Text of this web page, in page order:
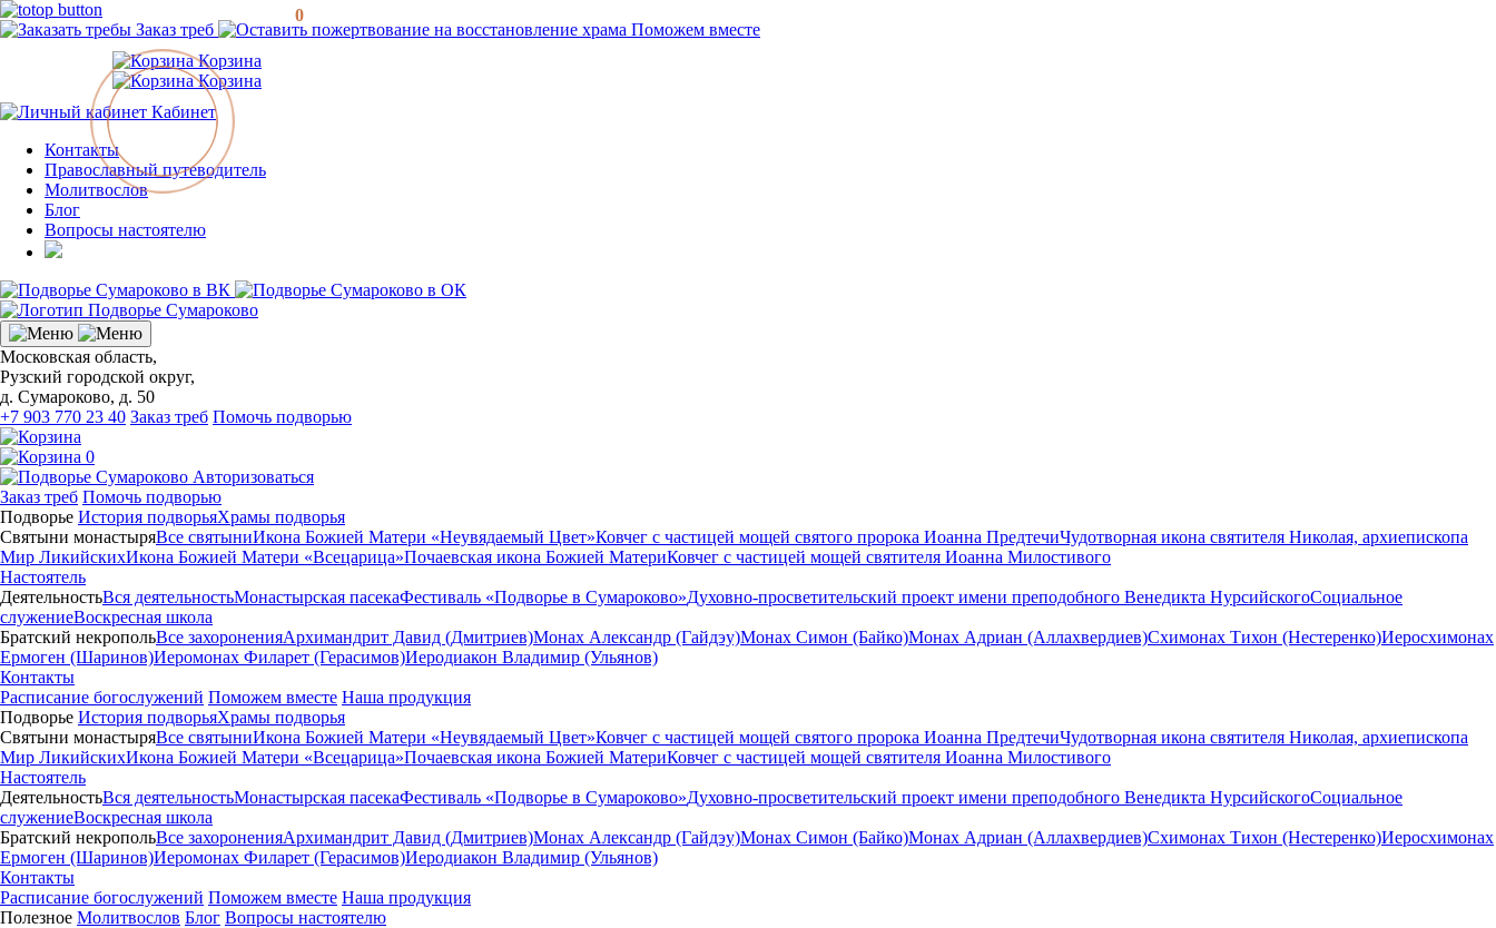
Заказ треб
Поможем вместе
Корзина
Корзина
0
Кабинет
Контакты
Православный путеводитель
Молитвослов
Блог
Вопросы настоятелю
Московская область,
Рузский городской округ,
д. Сумароково, д. 50
+7 903 770 23 40 Заказ треб Помочь подворью
0
Авторизоваться
Заказ треб Помочь подворью
Подворье История подворьяХрамы подворья
Святыни монастыряВсе святыниИкона Божией Матери «Неувядаемый Цвет»Ковчег с частицей мощей святого пророка Иоанна ПредтечиЧудотворная икона святителя Николая, архиепископа
Мир ЛикийскихИкона Божией Матери «Всецарица»Почаевская икона Божией МатериКовчег с частицей мощей святителя Иоанна Милостивого
Настоятель
ДеятельностьВся деятельностьМонастырская пасекаФестиваль «Подворье в Сумароково»Духовно-просветительский проект имени преподобного Венедикта НурсийскогоСоциальное
служениеВоскресная школа
Братский некропольВсе захороненияАрхимандрит Давид (Дмитриев)Монах Александр (Гайдэу)Монах Симон (Байко)Монах Адриан (Аллахвердиев)Схимонах Тихон (Нестеренко)Иеросхимонах
Ермоген (Шаринов)Иеромонах Филарет (Герасимов)Иеродиакон Владимир (Ульянов)
Контакты
Расписание богослужений Поможем вместе Наша продукция
Подворье История подворьяХрамы подворья
Святыни монастыряВсе святыниИкона Божией Матери «Неувядаемый Цвет»Ковчег с частицей мощей святого пророка Иоанна ПредтечиЧудотворная икона святителя Николая, архиепископа
Мир ЛикийскихИкона Божией Матери «Всецарица»Почаевская икона Божией МатериКовчег с частицей мощей святителя Иоанна Милостивого
Настоятель
ДеятельностьВся деятельностьМонастырская пасекаФестиваль «Подворье в Сумароково»Духовно-просветительский проект имени преподобного Венедикта НурсийскогоСоциальное
служениеВоскресная школа
Братский некропольВсе захороненияАрхимандрит Давид (Дмитриев)Монах Александр (Гайдэу)Монах Симон (Байко)Монах Адриан (Аллахвердиев)Схимонах Тихон (Нестеренко)Иеросхимонах
Ермоген (Шаринов)Иеромонах Филарет (Герасимов)Иеродиакон Владимир (Ульянов)
Контакты
Расписание богослужений Поможем вместе Наша продукция
Полезное Молитвослов Блог Вопросы настоятелю